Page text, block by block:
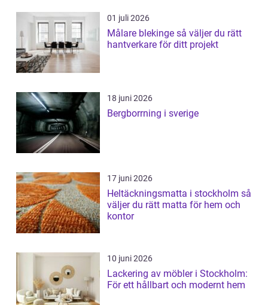
01 juli 2026
Målare blekinge så väljer du rätt
hantverkare för ditt projekt
18 juni 2026
Bergborrning i sverige
17 juni 2026
Heltäckningsmatta i stockholm så
väljer du rätt matta för hem och
kontor
10 juni 2026
Lackering av möbler i Stockholm:
För ett hållbart och modernt hem